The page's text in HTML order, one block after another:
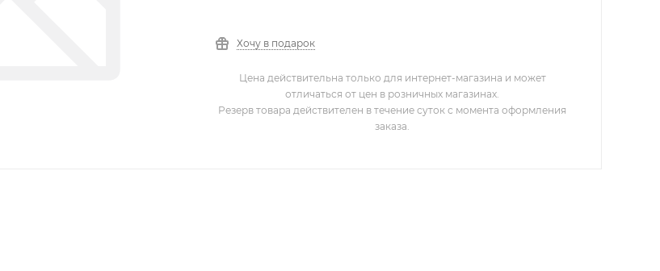
Хочу в подарок
Цена действительна только для интернет-магазина и может
отличаться от цен в розничных магазинах.
Резерв товара действителен в течение суток с момента оформления
заказа.